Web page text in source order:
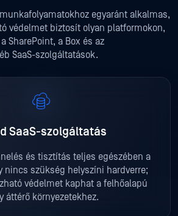
egyaránt alkalmas,
védelmet biztosít olyan platformokon,
SharePoint, a Box és az
SaaS-szolgáltatások.
SaaS-szolgáltatás
és tisztítás teljes egészében a
nincs szükség helyszíni hardverre;
védelmet kaphat a felhőalapú
áttérő környezetekhez.